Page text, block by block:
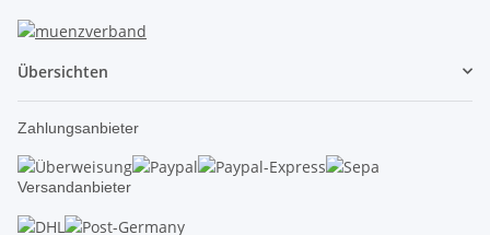
Übersichten
Zahlungsanbieter
Versandanbieter